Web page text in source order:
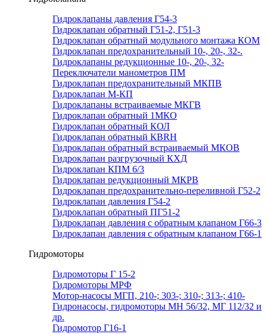
Гидроклапаны давления Г54-3
Гидроклапан обратный Г51-2, Г51-3
Гидроклапан обратный модульного монтажа КОМ
Гидроклапан предохранительный 10-, 20-, 32-.
Гидроклапаны редукционные 10-, 20-, 32-
Переключатели манометров ПМ
Гидроклапан предохранительный МКПВ
Гидроклапан М-КП
Гидроклапаны встраиваемые МКГВ
Гидроклапан обратный 1МКО
Гидроклапан обратный КОЛ
Гидроклапан обратный КВRН
Гидроклапан обратный встраиваемый МКОВ
Гидроклапан разгрузочный КХД
Гидроклапан КПМ 6/3
Гидроклапан редукционный МКРВ
Гидроклапан предохранительно-переливной Г52-2
Гидроклапан давления Г54-2
Гидроклапан обратный ПГ51-2
Гидроклапан давления с обратным клапаном Г66-3
Гидроклапан давления с обратным клапаном Г66-1
Гидромоторы
Гидромоторы Г 15-2
Гидромоторы МРФ
Мотор-насосы МГП, 210-; 303-; 310-; 313-; 410-
Гидронасосы, гидромоторы МН 56/32, МГ 112/32 и
др.
Гидромотор Г16-1